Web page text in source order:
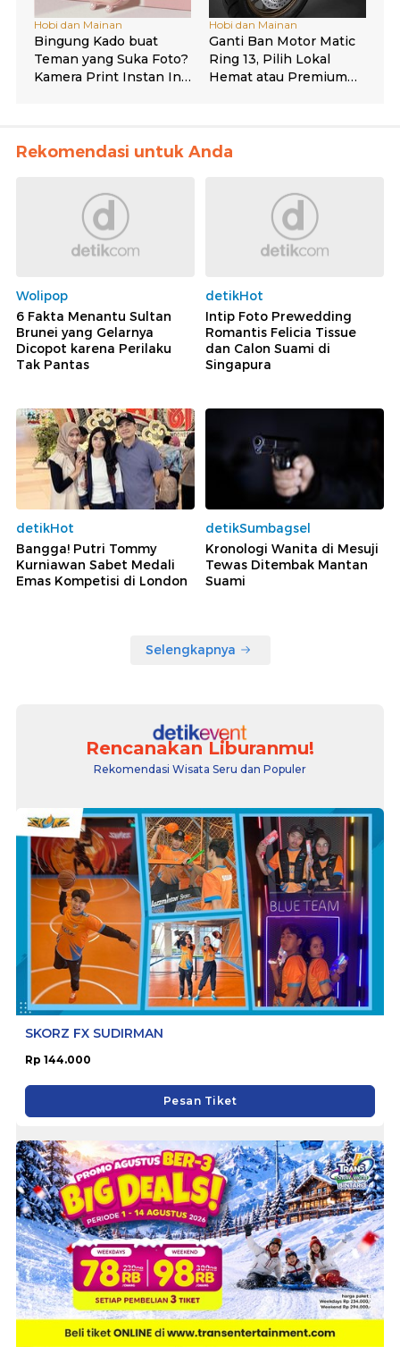
Rekomendasi untuk Anda
Wolipop
6 Fakta Menantu Sultan
Brunei yang Gelarnya
Dicopot karena Perilaku
Tak Pantas
detikHot
Intip Foto Prewedding
Romantis Felicia Tissue
dan Calon Suami di
Singapura
detikHot
Bangga! Putri Tommy
Kurniawan Sabet Medali
Emas Kompetisi di London
detikSumbagsel
Kronologi Wanita di Mesuji
Tewas Ditembak Mantan
Suami
Selengkapnya
Rencanakan Liburanmu!
Rekomendasi Wisata Seru dan Populer
SKORZ FX SUDIRMAN
Rp 144.000
Pesan Tiket